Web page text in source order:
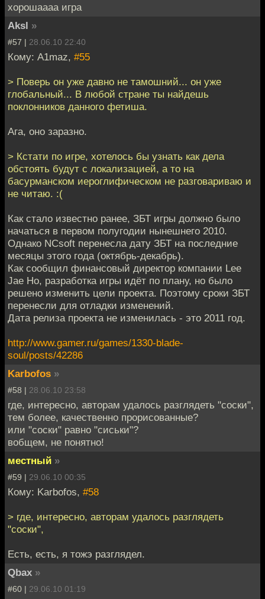
хорошаааа игра
Aksl »
#57 | 28.06.10 22:40
Кому: A1maz, #55
> Поверь он уже давно не тамошний... он уже
глобальный... В любой стране ты найдешь
поклонников данного фетиша.
Ага, оно заразно.
> Кстати по игре, хотелось бы узнать как дела
обстоять будут с локализацией, а то на
басурманском иероглифическом не разговариваю и
не читаю. :(
Как стало известно ранее, ЗБТ игры должно было
начаться в первом полугодии нынешнего 2010.
Однако NCsoft перенесла дату ЗБТ на последние
месяцы этого года (октябрь-декабрь).
Как сообщил финансовый директор компании Lee
Jae Ho, разработка игры идёт по плану, но было
решено изменить цели проекта. Поэтому сроки ЗБТ
перенесли для отладки изменений.
Дата релиза проекта не изменилась - это 2011 год.
http://www.gamer.ru/games/1330-blade-
soul/posts/42286
Karbofos »
#58 | 28.06.10 23:58
где, интересно, авторам удалось разглядеть "соски",
тем более, качественно прорисованные?
или "соски" равно "сиськи"?
вобщем, не понятно!
местный »
#59 | 29.06.10 00:35
Кому: Karbofos, #58
> где, интересно, авторам удалось разглядеть
"соски",
Есть, есть, я тожэ разглядел.
Qbax »
#60 | 29.06.10 01:19